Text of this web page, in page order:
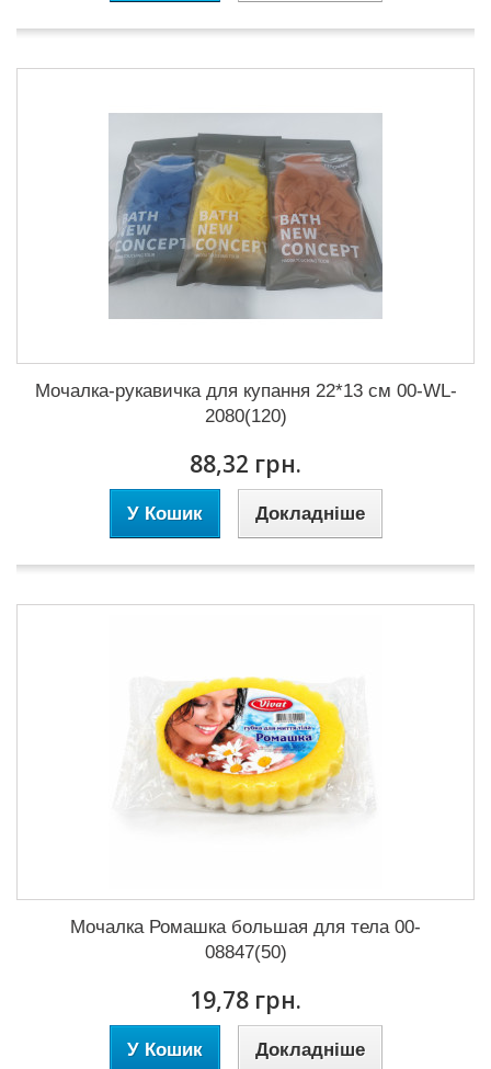
Мочалка-рукавичка для купання 22*13 см 00-WL-
2080(120)
88,32 грн.
У Кошик Докладніше
Мочалка Ромашка большая для тела 00-
08847(50)
19,78 грн.
У Кошик Докладніше